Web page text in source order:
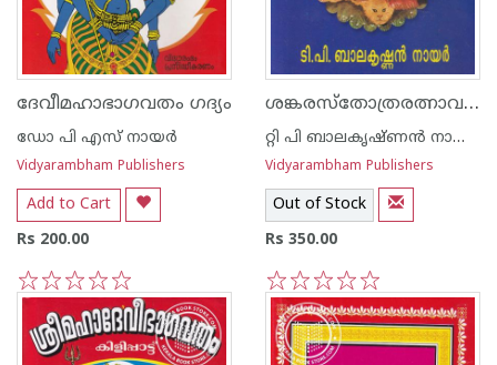
ദേവീമഹാഭാഗവതം ഗദ്യം
ഡോ പി എസ് നായര്‍
Vidyarambham Publishers
Add to Cart
Rs 200.00
5
4
3
2
1
ശങ്കരസ്തോത്രരത്നാവലി
റ്റി പി ബാലകൃഷ്ണന്‍ നായര്‍
Vidyarambham Publishers
Out of Stock
Rs 350.00
5
4
3
2
1